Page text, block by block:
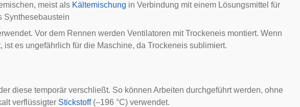
meist als Kältemischung in Verbindung mit einem Lösungsmittel für
Synthesebaustein
Vor dem Rennen werden Ventilatoren mit Trockeneis montiert. Wenn
es ungefährlich für die Maschine, da Trockeneis sublimiert.
diese temporär verschließt. So können Arbeiten durchgeführt werden, ohne
verflüssigter Stickstoff(–196 °C) verwendet.